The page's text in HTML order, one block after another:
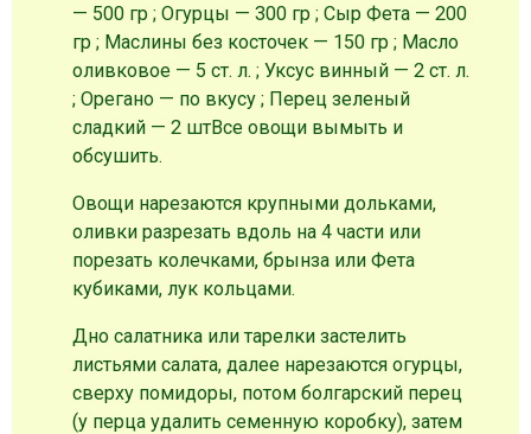
— 500 гр ; Огурцы — 300 гр ; Сыр Фета — 200
гр ; Маслины без косточек — 150 гр ; Масло
оливковое — 5 ст. л. ; Уксус винный — 2 ст. л.
; Орегано — по вкусу ; Перец зеленый
сладкий — 2 штВсе овощи вымыть и
обсушить.
Овощи нарезаются крупными дольками,
оливки разрезать вдоль на 4 части или
порезать колечками, брынза или Фета
кубиками, лук кольцами.
Дно салатника или тарелки застелить
листьями салата, далее нарезаются огурцы,
сверху помидоры, потом болгарский перец
(у перца удалить семенную коробку), затем